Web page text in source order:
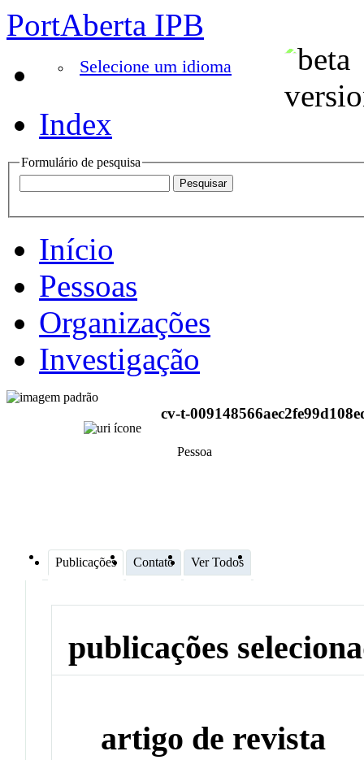
PortAberta IPB
Selecione um idioma
Index
Formulário de pesquisa
Início
Pessoas
Organizações
Investigação
cv-t-
Pessoa
Publicações Contato Ver Todos
publicações
artigo de revista